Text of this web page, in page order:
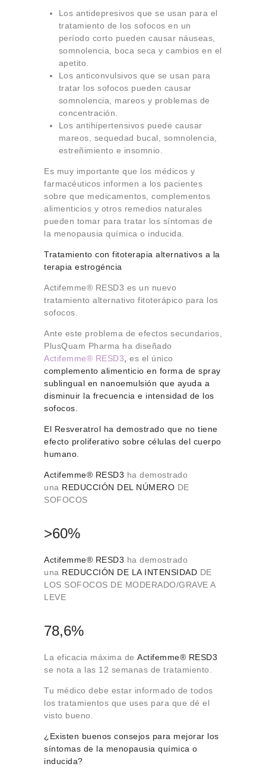
Los antidepresivos que se usan para el
tratamiento de los sofocos en un
período corto pueden causar náuseas,
somnolencia, boca seca y cambios en el
apetito.
Los anticonvulsivos que se usan para
tratar los sofocos pueden causar
somnolencia, mareos y problemas de
concentración.
Los antihipertensivos puede causar
mareos, sequedad bucal, somnolencia,
estreñimiento e insomnio.
Es muy importante que los médicos y
farmacéuticos informen a los pacientes
sobre que medicamentos, complementos
alimenticios y otros remedios naturales
pueden tomar para tratar los síntomas de
la menopausia química o inducida.
Tratamiento con fitoterapia alternativos a la
terapia estrogéncia
Actifemme® RESD3 es un nuevo
tratamiento alternativo fitoterápico para los
sofocos.
Ante este problema de efectos secundarios,
PlusQuam Pharma ha diseñado
Actifemme® RESD3
es el único
complemento alimenticio en forma de spray
sublingual en nanoemulsión que ayuda a
disminuir la frecuencia e intensidad de los
sofocos.
El Resveratrol ha demostrado que no tiene
efecto proliferativo sobre células del cuerpo
humano.
Actifemme® RESD3 ha demostrado
una REDUCCIÓN DEL NÚMERO DE
SOFOCOS
>60%
Actifemme® RESD3 ha demostrado
una REDUCCIÓN DE LA INTENSIDAD DE
LOS SOFOCOS DE MODERADO/GRAVE A
LEVE
78,6%
La eficacia máxima de Actifemme® RESD3
se nota a las 12 semanas de tratamiento.
Tu médico debe estar informado de todos
los tratamientos que uses para que dé el
visto bueno.
¿Existen buenos consejos para mejorar los
síntomas de la menopausia química o
inducida?